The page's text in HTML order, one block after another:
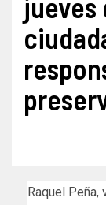
jueves
Raquel